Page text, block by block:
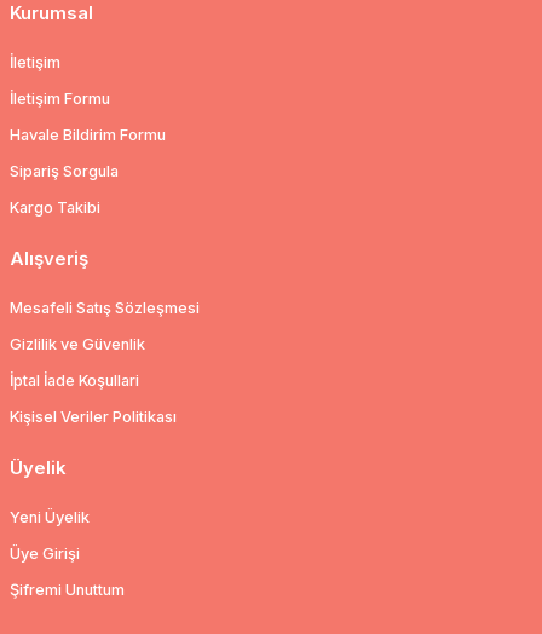
Kurumsal
İletişim
İletişim Formu
Havale Bildirim Formu
Sipariş Sorgula
Kargo Takibi
Alışveriş
Mesafeli Satış Sözleşmesi
Gizlilik ve Güvenlik
İptal İade Koşullari
Kişisel Veriler Politikası
Üyelik
Yeni Üyelik
Üye Girişi
Şifremi Unuttum